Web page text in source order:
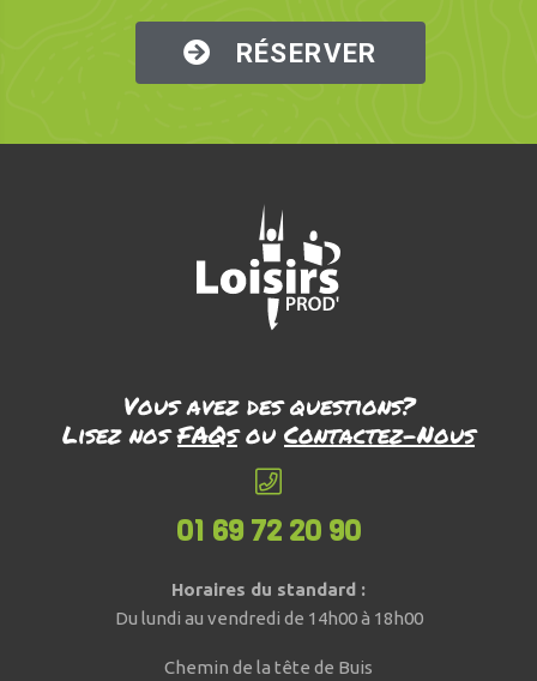
RÉSERVER
Vous avez des questions?
Lisez nosFAQsou Contactez-Nous
01 69 72 20 90
Horaires du standard :
Du lundi au vendredi de 14h00 à 18h00
Chemin de la tête de Buis